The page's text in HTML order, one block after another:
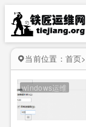
当前位置： 首页>
windows运维